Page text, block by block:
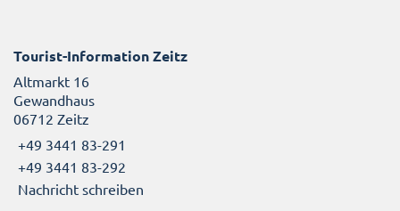
Tourist-Information Zeitz
Altmarkt 16
Gewandhaus
06712 Zeitz
+49 3441 83-291
+49 3441 83-292
Nachricht schreiben